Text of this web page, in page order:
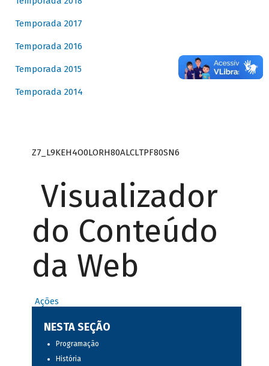
Temporada 2017
Temporada 2016
Temporada 2015
Temporada 2014
Z7_L9KEH4O0LORH80ALCLTPF80SN6
Visualizador
do Conteúdo
da Web
Ações
NESTA SEÇÃO
Programação
História